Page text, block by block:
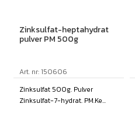
Zinksulfat-heptahydrat
pulver PM 500g
Art. nr: 150606
Zinksulfat 500g. Pulver
Zinksulfat-7-hydrat. PM.Ke...